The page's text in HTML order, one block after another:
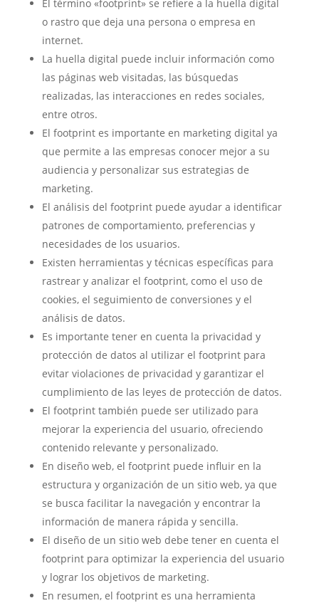
El término «footprint» se refiere a la huella digital
o rastro que deja una persona o empresa en
internet.
La huella digital puede incluir información como
las páginas web visitadas, las búsquedas
realizadas, las interacciones en redes sociales,
entre otros.
El footprint es importante en marketing digital ya
que permite a las empresas conocer mejor a su
audiencia y personalizar sus estrategias de
marketing.
El análisis del footprint puede ayudar a identificar
patrones de comportamiento, preferencias y
necesidades de los usuarios.
Existen herramientas y técnicas específicas para
rastrear y analizar el footprint, como el uso de
cookies, el seguimiento de conversiones y el
análisis de datos.
Es importante tener en cuenta la privacidad y
protección de datos al utilizar el footprint para
evitar violaciones de privacidad y garantizar el
cumplimiento de las leyes de protección de datos.
El footprint también puede ser utilizado para
mejorar la experiencia del usuario, ofreciendo
contenido relevante y personalizado.
En diseño web, el footprint puede influir en la
estructura y organización de un sitio web, ya que
se busca facilitar la navegación y encontrar la
información de manera rápida y sencilla.
El diseño de un sitio web debe tener en cuenta el
footprint para optimizar la experiencia del usuario
y lograr los objetivos de marketing.
En resumen, el footprint es una herramienta